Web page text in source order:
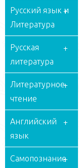
Русский язык и
Литература
Русская
литература
Литературное
чтение
Английский
язык
Самопознание